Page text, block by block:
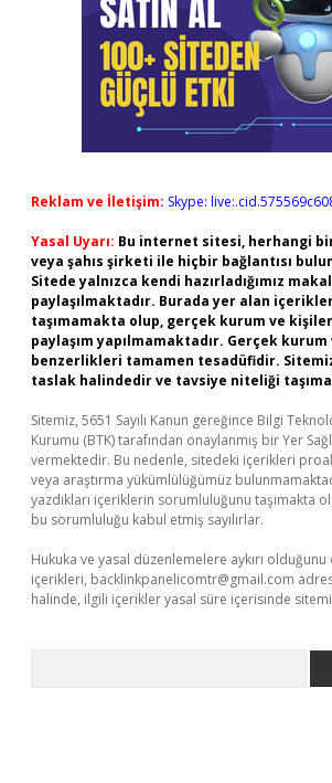
Reklam ve İletişim: Skype:
Yasal Uyarı: Bu internet sitesi, herhangi
veya şahıs şirketi ile hiçbir bağlantısı
Sitede yalnızca kendi hazırladığımız
paylaşılmaktadır. Burada yer alan
taşımamakta olup, gerçek kurum ve
paylaşım yapılmamaktadır. Gerçek
benzerlikleri tamamen tesadüfidir.
taslak halindedir ve tavsiye niteliği
Sitemiz, 5651 Sayılı Kanun gereğince Bilgi
Kurumu (BTK) tarafından onaylanmış bir Yer
vermektedir. Bu nedenle, sitedeki içerikleri
veya araştırma yükümlülüğümüz
yazdıkları içeriklerin sorumluluğunu taşımakta
bu sorumluluğu kabul etmiş sayılırlar.
Hukuka ve yasal düzenlemelere aykırı
içerikleri, backlinkpanelicomtr@gmail.com
halinde, ilgili içerikler yasal süre içerisinde